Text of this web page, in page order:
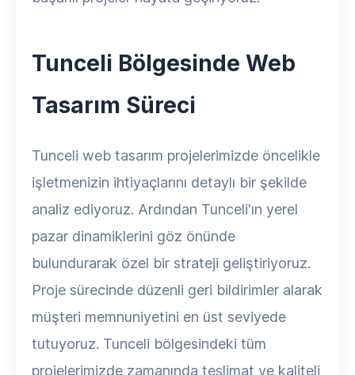
Tunceli Bölgesinde Web
Tasarım Süreci
Tunceli web tasarım projelerimizde öncelikle
işletmenizin ihtiyaçlarını detaylı bir şekilde
analiz ediyoruz. Ardından Tunceli'ın yerel
pazar dinamiklerini göz önünde
bulundurarak özel bir strateji geliştiriyoruz.
Proje sürecinde düzenli geri bildirimler alarak
müşteri memnuniyetini en üst seviyede
tutuyoruz. Tunceli bölgesindeki tüm
projelerimizde zamanında teslimat ve kaliteli